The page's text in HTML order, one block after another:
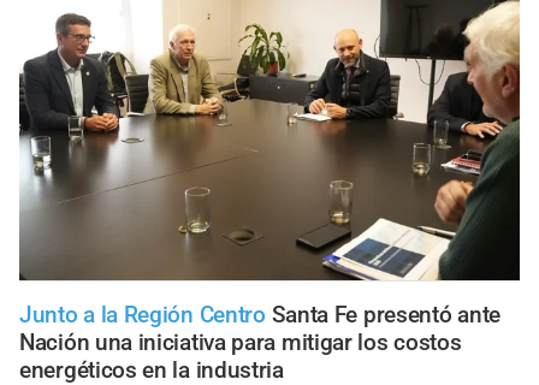
Junto a la Región Centro Santa Fe presentó ante
Nación una iniciativa para mitigar los costos
energéticos en la industria